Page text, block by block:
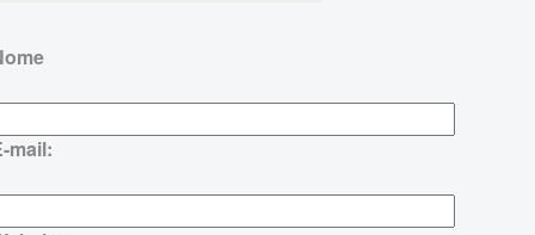
mail: